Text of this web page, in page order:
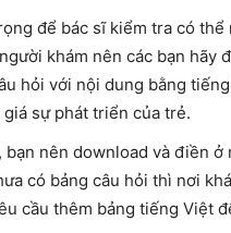
để bác sĩ kiểm tra có
khám nên các bạn hãy
hỏi với nội dung bằng
sự phát triển của trẻ.
bạn nên download và điền
có bảng câu hỏi thì nơi
cầu thêm bảng tiếng Việt